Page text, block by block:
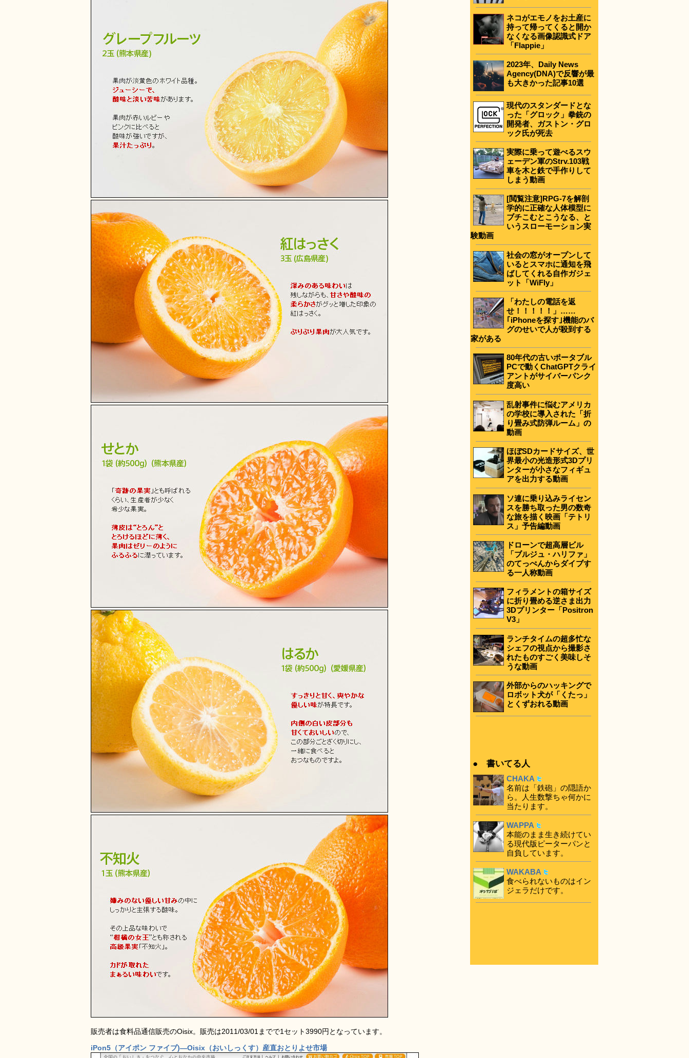
販売者は食料品通信販売のOisix。販売は2011/03/01までで1セット3990円となっています。
iPon5（アイポン ファイブ)―Oisix（おいしっくす）産直おとりよせ市場
ネコがエモノをお土産に
持って帰ってくると開か
なくなる画像認識式ドア
「Flappie」
2023年、Daily News
Agency(DNA)で反響が最
も大きかった記事10選
現代のスタンダードとな
った「グロック」拳銃の
開発者、ガストン・グロ
ック氏が死去
実際に乗って遊べるスウ
ェーデン軍のStrv.103戦
車を木と鉄で手作りして
しまう動画
[閲覧注意]RPG-7を解剖
学的に正確な人体模型に
ブチこむとこうなる、と
いうスローモーション実
験動画
社会の窓がオープンして
いるとスマホに通知を飛
ばしてくれる自作ガジェ
ット「WiFly」
「わたしの電話を返
せ！！！！！」……
｢iPhoneを探す｣機能のバ
グのせいで人が殺到する
家がある
80年代の古いポータブル
PCで動くChatGPTクライ
アントがサイバーパンク
度高い
乱射事件に悩むアメリカ
の学校に導入された「折
り畳み式防弾ルーム」の
動画
ほぼSDカードサイズ、世
界最小の光造形式3Dプリ
ンターが小さなフィギュ
アを出力する動画
ソ連に乗り込みライセン
スを勝ち取った男の数奇
な旅を描く映画「テトリ
ス」予告編動画
ドローンで超高層ビル
「ブルジュ・ハリファ」
のてっぺんからダイブす
る一人称動画
フィラメントの箱サイズ
に折り畳める逆さま出力
3Dプリンター「Positron
V3」
ランチタイムの超多忙な
シェフの視点から撮影さ
れたものすごく美味しそ
うな動画
外部からのハッキングで
ロボット犬が「くたっ」
とくずおれる動画
● 書いてる人
CHAKA
名前は「鉄砲」の隠語か
ら。人生数撃ちゃ何かに
当たります。
WAPPA
本能のまま生き続けてい
る現代版ピーターパンと
自負しています。
WAKABA
食べられないものはイン
ジェラだけです。